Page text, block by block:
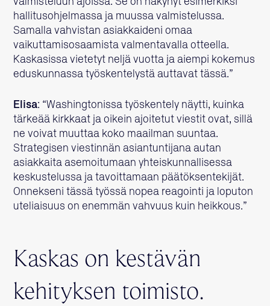
hallitusohjelmassa ja muussa valmistelussa.
Samalla vahvistan asiakkaideni omaa
vaikuttamisosaamista valmentavalla otteella.
Kaskasissa vietetyt neljä vuotta ja aiempi kokemus
eduskunnassa työskentelystä auttavat tässä.”
Elisa: “Washingtonissa työskentely näytti, kuinka
tärkeää kirkkaat ja oikein ajoitetut viestit ovat, sillä
ne voivat muuttaa koko maailman suuntaa.
Strategisen viestinnän asiantuntijana autan
asiakkaita asemoitumaan yhteiskunnallisessa
keskustelussa ja tavoittamaan päätöksentekijät.
Onnekseni tässä työssä nopea reagointi ja loputon
uteliaisuus on enemmän vahvuus kuin heikkous.”
Kaskas on kestävän
kehityksen toimisto.